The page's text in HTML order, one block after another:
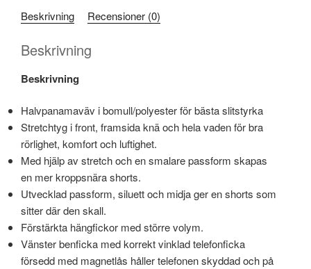
Beskrivning Recensioner (0)
Beskrivning
Beskrivning
Halvpanamaväv i bomull/polyester för bästa slitstyrka
Stretchtyg i front, framsida knä och hela vaden för bra
rörlighet, komfort och luftighet.
Med hjälp av stretch och en smalare passform skapas
en mer kroppsnära shorts.
Utvecklad passform, siluett och midja ger en shorts som
sitter där den skall.
Förstärkta hängfickor med större volym.
Vänster benficka med korrekt vinklad telefonficka
försedd med magnetlås håller telefonen skyddad och på